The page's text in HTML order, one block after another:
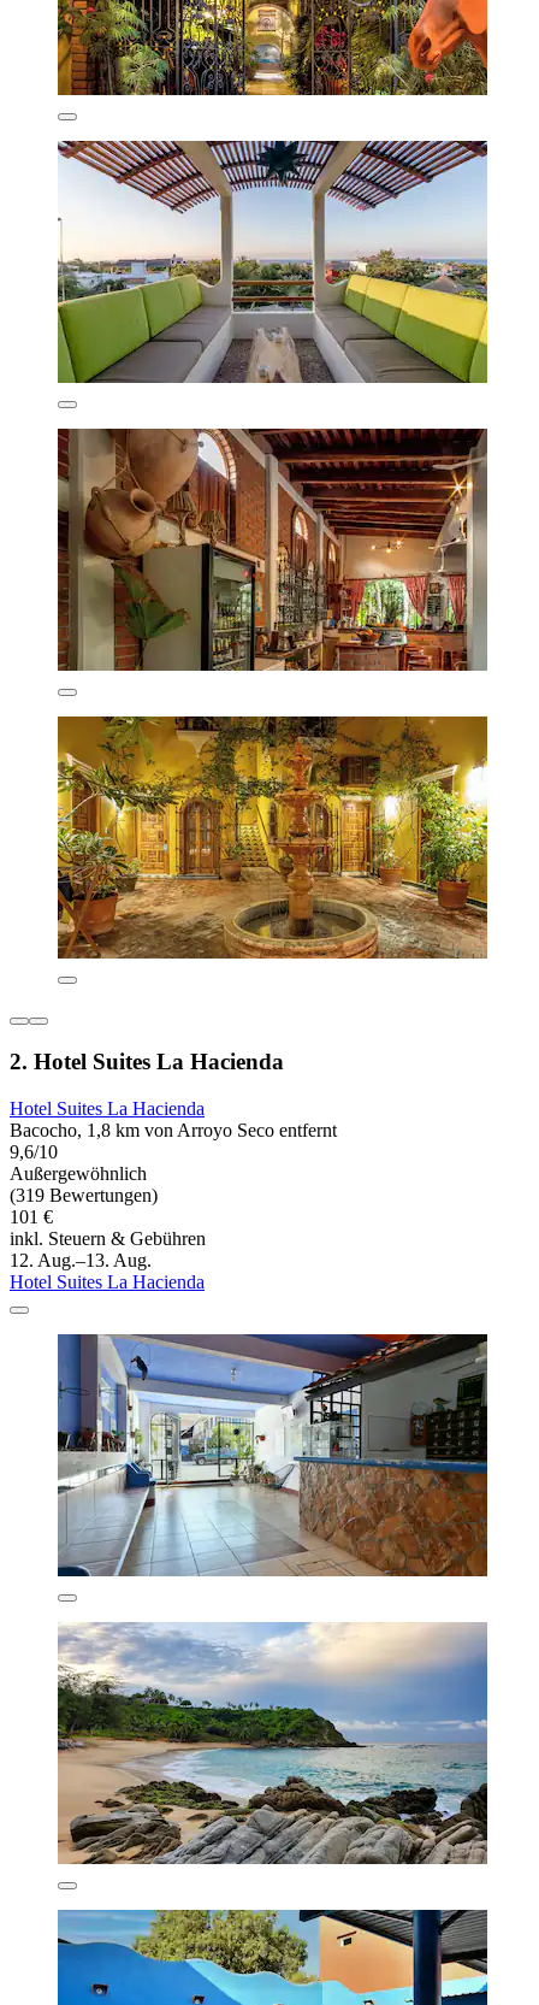
2. Hotel Suites La Hacienda
Hotel Suites La Hacienda
Bacocho, 1,8 km von Arroyo Seco entfernt
9,6/10
Außergewöhnlich
(319 Bewertungen)
101 €
inkl. Steuern & Gebühren
12. Aug.–13. Aug.
Hotel Suites La Hacienda